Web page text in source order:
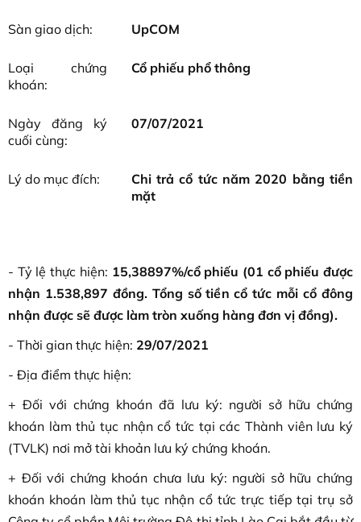
Sàn giao dịch: UpCOM
Loại chứng
khoán:
Cổ phiếu phổ thông
Ngày đăng ký
cuối cùng:
07/07/2021
Lý do mục đích:
Chi trả cổ tức năm 2020 bằng tiền
mặt
- Tỷ lệ thực hiện: 15,38897%/cổ phiếu (01 cổ phiếu được
nhận 1.538,897 đồng. Tổng số tiền cổ tức mỗi cổ đông
nhận được sẽ được làm tròn xuống hàng đơn vị đồng).
- Thời gian thực hiện: 29/07/2021
- Địa điểm thực hiện:
+ Đối với chứng khoán đã lưu ký: người sở hữu chứng
khoán làm thủ tục nhận cổ tức tại các Thành viên lưu ký
(TVLK) nơi mở tài khoản lưu ký chứng khoán.
+ Đối với chứng khoán chưa lưu ký: người sở hữu chứng
khoán khoán làm thủ tục nhận cổ tức trực tiếp tại trụ sở